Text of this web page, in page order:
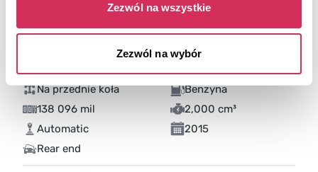
Zezwól na wszystkie
Zezwól na wybór
2015 KIA OPTIMA SX
Na przednie koła
Benzyna
138 096 mil
2,000 cm³
Automatic
2015
Rear end